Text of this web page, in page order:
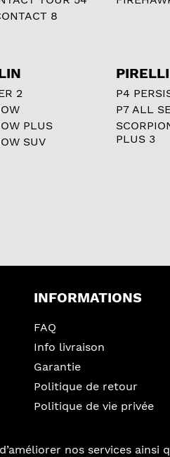
8
2
PLUS
SUV
PIRELLI
P4
P7 ALL
PLUS 3
INFORMATIONS
FAQ
Info livraison
Garantie
Politique de retour
Politique de vie privée
nos services ainsi